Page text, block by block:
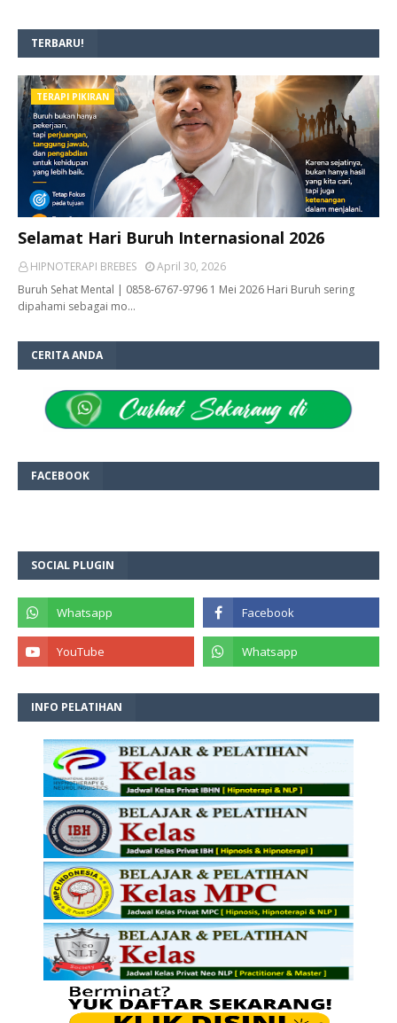
TERBARU!
TERAPI PIKIRAN
Selamat Hari Buruh Internasional 2026
HIPNOTERAPI BREBES
April 30, 2026
Buruh Sehat Mental | 0858-6767-9796 1 Mei 2026 Hari Buruh sering
dipahami sebagai mo…
CERITA ANDA
FACEBOOK
SOCIAL PLUGIN
INFO PELATIHAN